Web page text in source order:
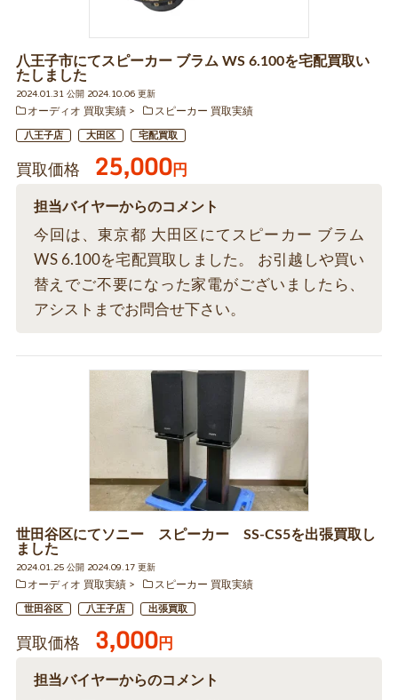
八王子市にてスピーカー ブラム WS 6.100を宅配買取い
たしました
2024.01.31 公開 2024.10.06 更新
オーディオ 買取実績
スピーカー 買取実績
八王子店 大田区 宅配買取
買取価格 25,000円
担当バイヤーからのコメント
今回は、東京都 大田区にてスピーカー ブラム
WS 6.100を宅配買取しました。 お引越しや買い
替えでご不要になった家電がございましたら、
アシストまでお問合せ下さい。
世田谷区にてソニー スピーカー SS-CS5を出張買取し
ました
2024.01.25 公開 2024.09.17 更新
オーディオ 買取実績
スピーカー 買取実績
世田谷区 八王子店 出張買取
買取価格 3,000円
担当バイヤーからのコメント